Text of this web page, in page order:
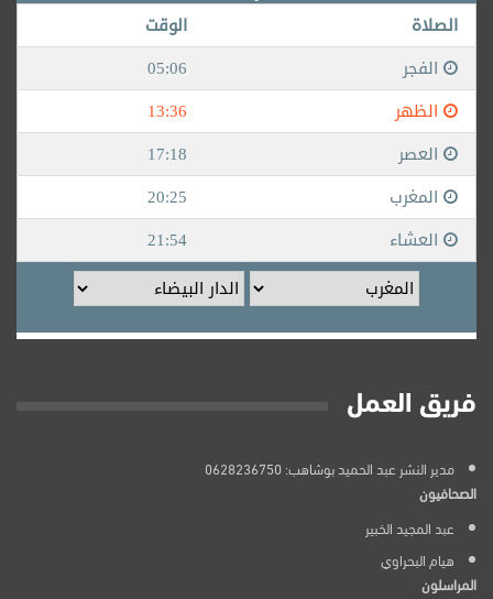
فريق العمل
مدير النشر عبد الحميد بوشاهب: 0628236750
الصحافيون
عبد المجيد الخبير
هيام البحراوي
المراسلون